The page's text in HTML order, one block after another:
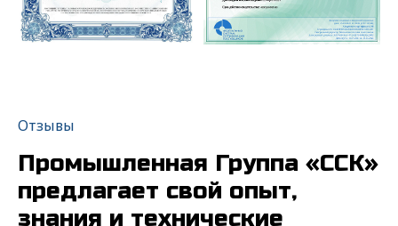
Отзывы
Промышленная Группа «ССК»
предлагает свой опыт,
знания и технические